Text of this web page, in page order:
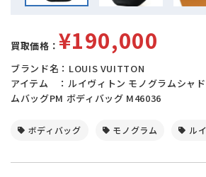
買取価格： ¥190,000
ブランド名：LOUIS VUITTON
アイテム ：ルイヴィトン モノグラムシャ
ムバッグPM ボディバッグ M46036
ボディバッグ モノグラム ル